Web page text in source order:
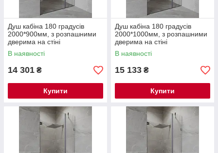
Душ кабіна 180 градусів
2000*900мм, з розпашними
дверима на стіні
В наявності
14 301 ₴
Купити
Душ кабіна 180 градусів
2000*1000мм, з розпашними
дверима на стіні
В наявності
15 133 ₴
Купити